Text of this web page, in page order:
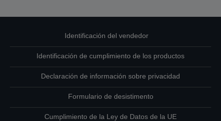
Identificación del vendedor
Identificación de cumplimiento de los productos
Declaración de información sobre privacidad
Formulario de desistimento
Cumplimiento de la Ley de Datos de la UE